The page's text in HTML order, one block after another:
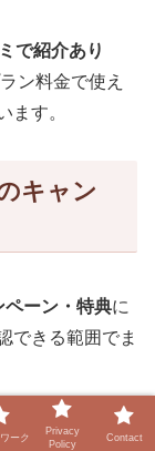
で紹介あり
ン料金で使え
ます。
キャン
ペーン・特典に
できる範囲でま
ーク
Privacy
Policy
Contact